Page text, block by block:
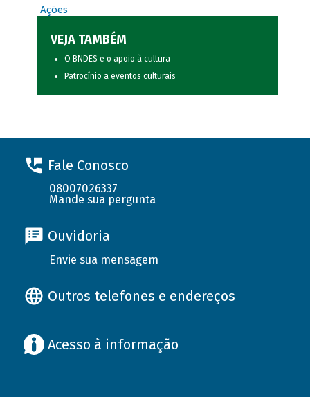
Ações
VEJA TAMBÉM
O BNDES e o apoio à cultura
Patrocínio a eventos culturais
Fale Conosco
08007026337
Mande sua pergunta
Ouvidoria
Envie sua mensagem
Outros telefones e endereços
Acesso à informação